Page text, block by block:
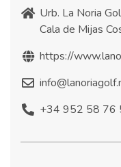
Urb. La Noria
Cala de Mijas
https://
+34 952 58 76